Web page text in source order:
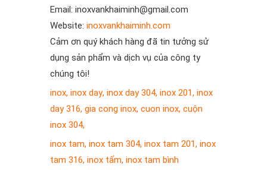
Email: inoxvankhaiminh@gmail.com
Website: inoxvankhaiminh.com
Cảm ơn quý khách hàng đã tin tưởng sử
dụng sản phẩm và dịch vụ của công ty
chúng tôi!
inox, inox day, inox day 304, inox 201, inox
day 316, gia cong inox, cuon inox, cuộn
inox 304,
inox tam, inox tam 304, inox tam 201, inox
tam 316, inox tấm, inox tam bình